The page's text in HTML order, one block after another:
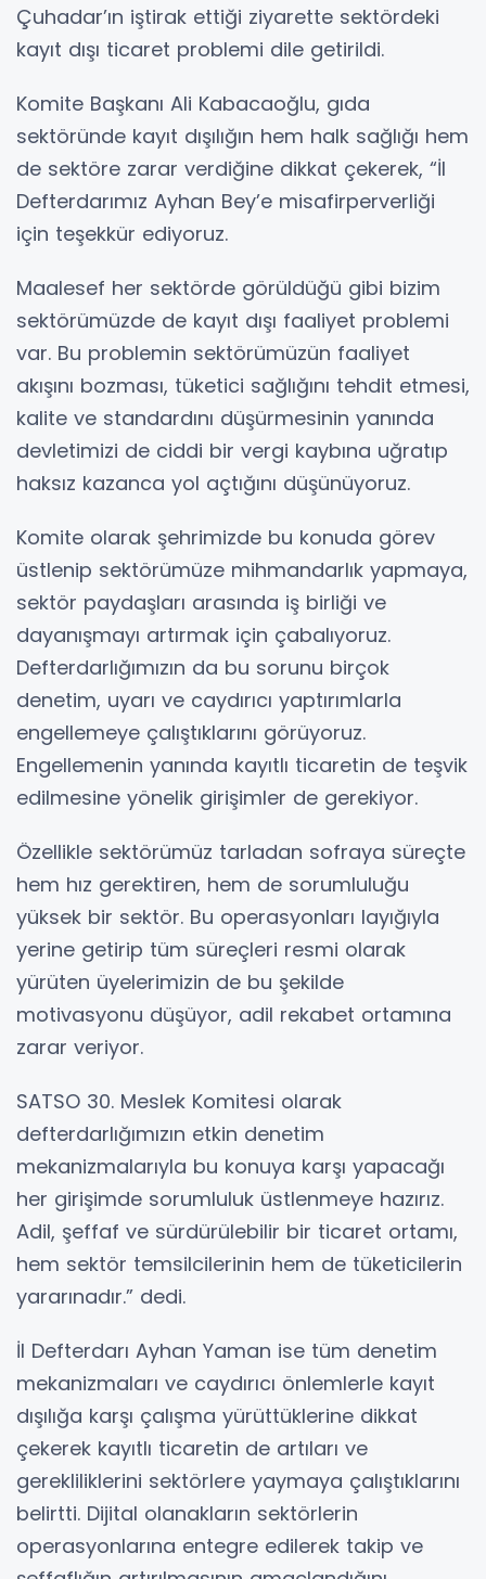
Çuhadar’ın iştirak ettiği ziyarette sektördeki
kayıt dışı ticaret problemi dile getirildi.
Komite Başkanı Ali Kabacaoğlu, gıda
sektöründe kayıt dışılığın hem halk sağlığı hem
de sektöre zarar verdiğine dikkat çekerek, “İl
Defterdarımız Ayhan Bey’e misafirperverliği
için teşekkür ediyoruz.
Maalesef her sektörde görüldüğü gibi bizim
sektörümüzde de kayıt dışı faaliyet problemi
var. Bu problemin sektörümüzün faaliyet
akışını bozması, tüketici sağlığını tehdit etmesi,
kalite ve standardını düşürmesinin yanında
devletimizi de ciddi bir vergi kaybına uğratıp
haksız kazanca yol açtığını düşünüyoruz.
Komite olarak şehrimizde bu konuda görev
üstlenip sektörümüze mihmandarlık yapmaya,
sektör paydaşları arasında iş birliği ve
dayanışmayı artırmak için çabalıyoruz.
Defterdarlığımızın da bu sorunu birçok
denetim, uyarı ve caydırıcı yaptırımlarla
engellemeye çalıştıklarını görüyoruz.
Engellemenin yanında kayıtlı ticaretin de teşvik
edilmesine yönelik girişimler de gerekiyor.
Özellikle sektörümüz tarladan sofraya süreçte
hem hız gerektiren, hem de sorumluluğu
yüksek bir sektör. Bu operasyonları layığıyla
yerine getirip tüm süreçleri resmi olarak
yürüten üyelerimizin de bu şekilde
motivasyonu düşüyor, adil rekabet ortamına
zarar veriyor.
SATSO 30. Meslek Komitesi olarak
defterdarlığımızın etkin denetim
mekanizmalarıyla bu konuya karşı yapacağı
her girişimde sorumluluk üstlenmeye hazırız.
Adil, şeffaf ve sürdürülebilir bir ticaret ortamı,
hem sektör temsilcilerinin hem de tüketicilerin
yararınadır.” dedi.
İl Defterdarı Ayhan Yaman ise tüm denetim
mekanizmaları ve caydırıcı önlemlerle kayıt
dışılığa karşı çalışma yürüttüklerine dikkat
çekerek kayıtlı ticaretin de artıları ve
gerekliliklerini sektörlere yaymaya çalıştıklarını
belirtti. Dijital olanakların sektörlerin
operasyonlarına entegre edilerek takip ve